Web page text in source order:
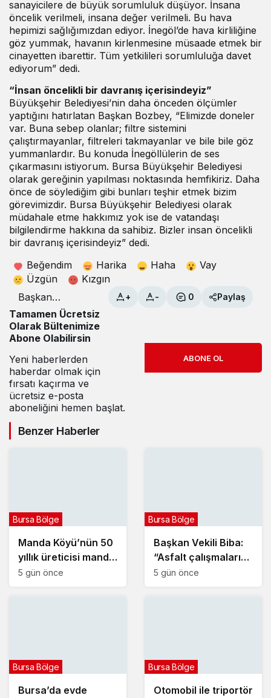
sanayicilere de büyük sorumluluk düşüyor. İnsana
öncelik verilmeli, insana değer verilmeli. Bu hava
hepimizi sağlığımızdan ediyor. İnegöl’de hava kirliliğine
göz yummak, havanın kirlenmesine müsaade etmek bir
cinayetten ibarettir. Tüm yetkilileri sorumluluğa davet
ediyorum” dedi.
“İnsan öncelikli bir davranış içerisindeyiz”
Büyükşehir Belediyesi’nin daha önceden ölçümler
yaptığını hatırlatan Başkan Bozbey, “Elimizde doneler
var. Buna sebep olanlar; filtre sistemini
çalıştırmayanlar, filtreleri takmayanlar ve bile bile göz
yummanlardır. Bu konuda İnegöllülerin de ses
çıkarmasını istiyorum. Bursa Büyükşehir Belediyesi
olarak gereğinin yapılması noktasında hemfikiriz. Daha
önce de söylediğim gibi bunları teşhir etmek bizim
görevimizdir. Bursa Büyükşehir Belediyesi olarak
müdahale etme hakkımız yok ise de vatandaşı
bilgilendirme hakkına da sahibiz. Bizler insan öncelikli
bir davranış içerisindeyiz” dedi.
Beğendim
Harika Haha
Vay
Üzgün
Kızgın
Başkan
“İnegöl’deki
hava kirliliğiyle
ilgili topyekün
çalışmaya
ihtiyaç var”
+ - 0 Paylaş
Tamamen Ücretsiz
Olarak Bültenimize
Abone Olabilirsin
Yeni haberlerden
haberdar olmak için
fırsatı kaçırma ve
ücretsiz e-posta
aboneliğini hemen başlat.
ABONE OL
Benzer Haberler
Manda Köyü’nün 50
yıllık üreticisi manda
sucuğu ve
Bursa Bölge
5 gün önce
Başkan Vekili Biba:
“Asfalt çalışmalarını
12 kat artırdık”
Bursa Bölge
5 gün önce
Bursa’da evde
Bursa Bölge
Otomobil ile triportör
Bursa Bölge